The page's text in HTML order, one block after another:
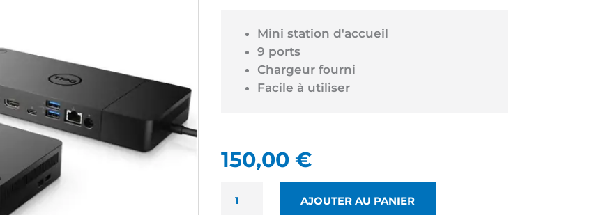
Mini station d'accueil
9 ports
Chargeur fourni
Facile à utiliser
150,00 €
AJOUTER AU PANIER